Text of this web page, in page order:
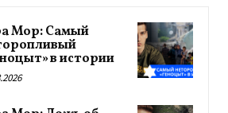
Мор: Самый
в истории